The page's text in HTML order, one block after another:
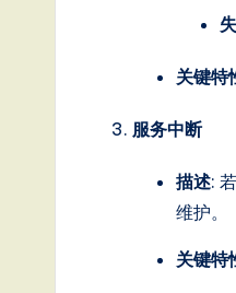
关键特
服务中断
描述:
维护。
关键特